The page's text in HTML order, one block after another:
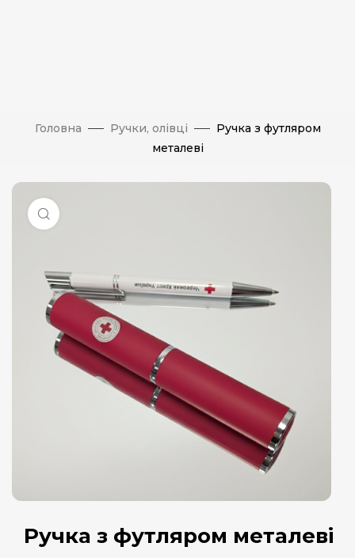
Головна Ручки, олівці
Ручка з футляром
металеві
Ручка з футляром металеві